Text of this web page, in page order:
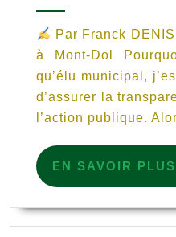
la
:
Par Franck
à Mont-Dol
qu’élu municipal,
d’assurer la
l’action publique.
EN SAVOIR PLUS